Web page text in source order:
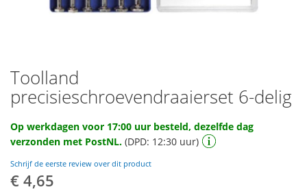
Ga
naar
het
van
de
gallerij
Toolland
precisieschroevendraaierset 6-delig
Op werkdagen voor 17:00 uur besteld, dezelfde dag
verzonden met PostNL. (DPD: 12:30 uur)
Schrijf de eerste review over dit product
€ 4,65